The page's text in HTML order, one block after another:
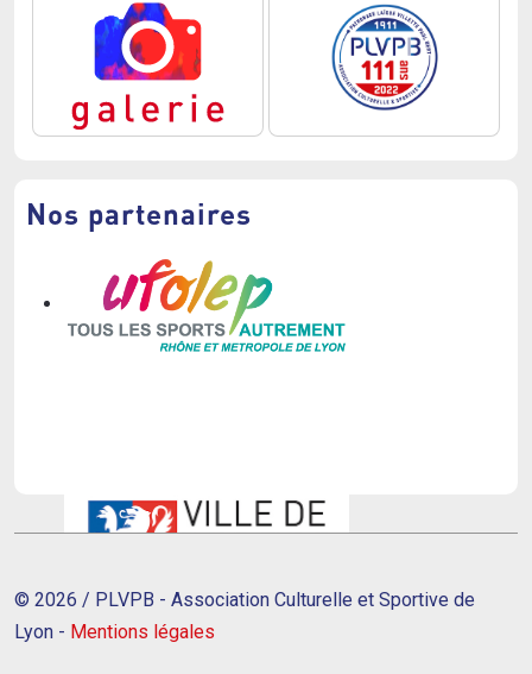
Nos partenaires
© 2026 / PLVPB - Association Culturelle et Sportive de
Lyon - Mentions légales